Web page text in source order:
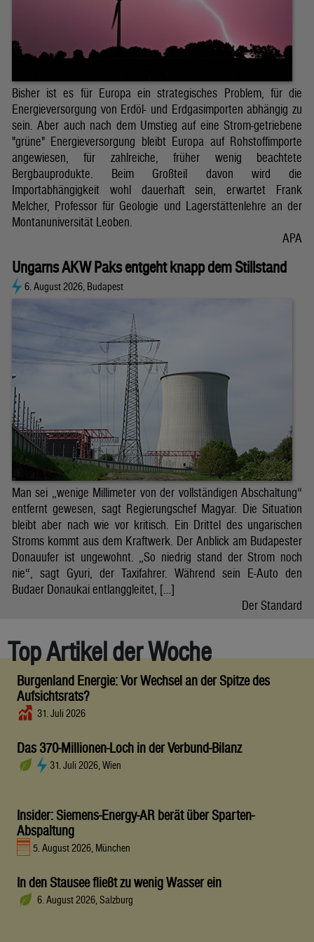
Bisher ist es für Europa ein strategisches Problem, für die
Energieversorgung von Erdöl- und Erdgasimporten abhängig zu
sein. Aber auch nach dem Umstieg auf eine Strom-getriebene
"grüne" Energieversorgung bleibt Europa auf Rohstoffimporte
angewiesen, für zahlreiche, früher wenig beachtete
Bergbauprodukte. Beim Großteil davon wird die
Importabhängigkeit wohl dauerhaft sein, erwartet Frank
Melcher, Professor für Geologie und Lagerstättenlehre an der
Montanuniversität Leoben.
APA
Ungarns AKW Paks entgeht knapp dem Stillstand
6. August 2026, Budapest
Man sei „wenige Millimeter von der vollständigen Abschaltung“
entfernt gewesen, sagt Regierungschef Magyar. Die Situation
bleibt aber nach wie vor kritisch. Ein Drittel des ungarischen
Stroms kommt aus dem Kraftwerk. Der Anblick am Budapester
Donauufer ist ungewohnt. „So niedrig stand der Strom noch
nie“, sagt Gyuri, der Taxifahrer. Während sein E-Auto den
Budaer Donaukai entlanggleitet, […]
Der Standard
Top Artikel der Woche
Burgenland Energie: Vor Wechsel an der Spitze des
Aufsichtsrats?
31. Juli 2026
Das 370-Millionen-Loch in der Verbund-Bilanz
31. Juli 2026, Wien
Insider: Siemens-Energy-AR berät über Sparten-
Abspaltung
5. August 2026, München
In den Stausee fließt zu wenig Wasser ein
6. August 2026, Salzburg